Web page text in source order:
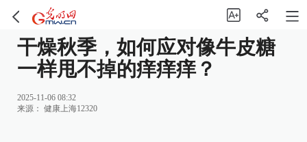
干燥秋季，如何应对像牛皮糖
一样甩不掉的痒痒痒？
2025-11-06 08:32
来源： 健康上海12320